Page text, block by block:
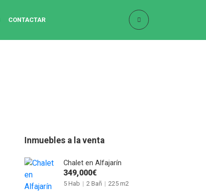
CONTACTAR
Inmuebles a la venta
Chalet en Alfajarín
349,000€
5 Hab | 2 Bañ | 225 m2